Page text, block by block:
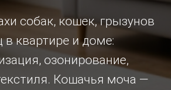
собак, кошек, грызунов
в квартире и доме:
озонирование,
Кошачья моча —